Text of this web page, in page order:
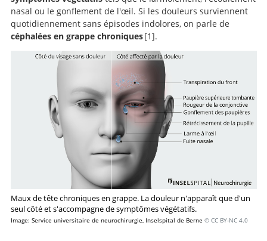
nasal ou le gonflement de l'œil. Si les douleurs surviennent
quotidiennement sans épisodes indolores, on parle de
céphalées en grappe chroniques 1
Cluster headache: pathogenesis, diagnosis, and
management.
.
Maux de tête chroniques en grappe. La douleur n'apparaît que d'un
seul côté et s'accompagne de symptômes végétatifs.
Image: Service universitaire de neurochirurgie, Inselspital de Berne © CC BY-NC 4.0